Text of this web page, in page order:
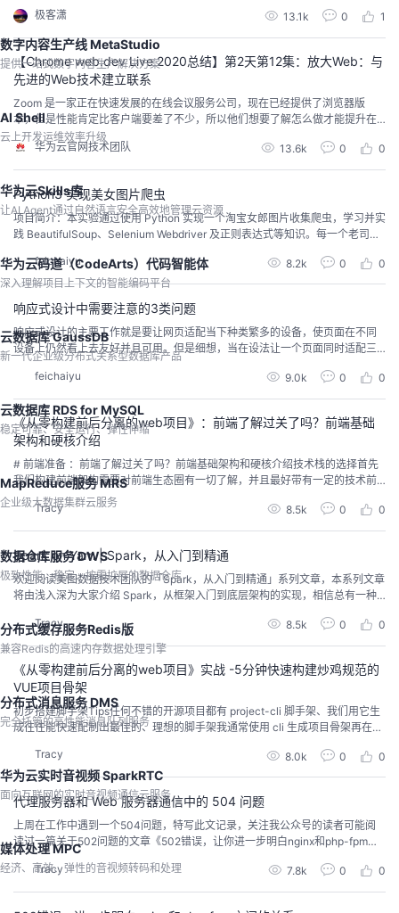
数字内容生产线 MetaStudio
提供一站式数字内容生产解决方案
AI Shell
云上开发运维效率升级
华为云Skills库
让AI Agent通过自然语言安全高效地管理云资源
华为云码道（CodeArts）代码智能体
深入理解项目上下文的智能编码平台
云数据库 GaussDB
新一代企业级分布式关系型数据库产品
云数据库 RDS for MySQL
稳定可靠、安全运行、弹性伸缩
MapReduce服务 MRS
企业级大数据集群云服务
数据仓库服务 DWS
极致性能、稳定、按需扩展的数据仓库
分布式缓存服务Redis版
兼容Redis的高速内存数据处理引擎
分布式消息服务 DMS
完全托管的高性能消息队列服务
华为云实时音视频 SparkRTC
面向互联网的实时音视频通信云服务
媒体处理 MPC
经济、高效、弹性的音视频转码和处理
rt这两个命令就是基于ICMP协议实现的。
极客潇 13.1k 0 1
【Chrome web.dev Live 2020总结】第2天第12集：放大Web：与
先进的Web技术建立联系
Zoom 是一家正在快速发展的在线会议服务公司，现在已经提供了浏览器版
本，但是性能肯定比客户端要差了不少，所以他们想要了解怎么做才能提升在
线版的Zoom的用户体验。他们关注了三个最新的api，并对比了他们的优劣。
华为云官网技术团队
13.6k 0 0
Python3 实现美女图片爬虫
项目简介：本实验通过使用 Python 实现一个淘宝女郎图片收集爬虫，学习并实
践 BeautifulSoup、Selenium Webdriver 及正则表达式等知识。每一个老司机
地点整整齐齐地出现在你的电脑里。单身狗看了会流泪，宅男看了会沉默。本
教程由阿treee发布在实验楼，完整教程及在线练习地址：Python3 实...
feichaiyu 8.2k 0 0
响应式设计中需要注意的3类问题
响应式设计的主要工作就是要让网页适配当下种类繁多的设备，使页面在不同
设备上仍然看上去友好并且可用。但是细想，当在设法让一个页面同时适配三
星Galaxy S6和iPhone 6时，我们究竟是在适配什么？Galaxy S6和iPhone 6究
竟存在哪些影响页面展现的差异因素？以上这些问题都可以归纳为：当谈论设
备的时候我们究竟在谈论什么？不同设备间的差异有很多种，我们不关心设备
的制造厂商，不关心C...
feichaiyu 9.0k 0 0
《从零构建前后分离的web项目》：前端了解过关了吗？前端基础
架构和硬核介绍
# 前端准备 ：前端了解过关了吗？前端基础架构和硬核介绍技术栈的选择首先
我们构建前端架构需要对前端生态圈有一切了解，并且最好带有一定的技术前
瞻性，好的技术架构可能日后会方便的扩展，减少重构的次数，即使重构也不
需要大动干戈，我通常选型技术栈会参考以下三点：一、提出自身业务的需求S
EO 是否非常重要？主要面向：移动端还是 pc 端？是否有开发 app 的规划？有
了这样的问题我们可以带着问题去重点...
Tracy 8.5k 0 0
Spark on Yarn | Spark，从入门到精通
欢迎阅读美图数据技术团队的「Spark，从入门到精通」系列文章，本系列文章
将由浅入深为大家介绍 Spark，从框架入门到底层架构的实现，相信总有一种
n？Yarn 的全称是 Yet Anther Resource Negotiator（另一种资源协商者）。它
作为 Hadoop 的一个组件，官方对它的定义是一个...
Tracy 8.5k 0 0
《从零构建前后分离的web项目》实战 -5分钟快速构建炒鸡规范的
VUE项目骨架
初步搭建脚手架Tips任何不错的开源项目都有 project-cli 脚手架、我们用它生
成往往能快速配制出最佳的、理想的脚手架我通常使用 cli 生成项目骨架再在之
e，缩写：CLI）是在图形用户界面得到普及之前使用最为广泛的用户界面，它
通常不支持鼠标，用户通过键盘输入指令，计算机接收到指令后，予以执...
Tracy 8.0k 0 0
代理服务器和 Web 服务器通信中的 504 问题
上周在工作中遇到一个504问题，特写此文记录，关注我公众号的读者可能阅
读过一篇关于502问题的文章《502错误，让你进一步明白nginx和php-fpm之
间的关系》。对于一个Web开发者来说，504和502问题看上去好像很简单，每
个人也可能都遇到过，但把问题说清楚并不那么容易，也希望这两篇文章能够
帮助您。两台设备只要通过proxy或fastcgi协议互相通信，都会遇到504问题，
Tracy 7.8k 0 0